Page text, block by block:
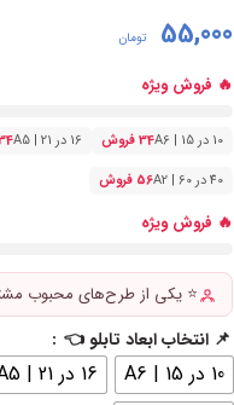
55,000 تومان
🔥 فروش ویژه
10 در 15 | A6 34 فروش 16 در 21 | A5 34
40 در 60 | A2
56 فروش
🔥 فروش ویژه
⭐ یکی از طرح‌های محبوب
📌 انتخاب ابعاد تابلو 👈
10 در 15 | A6 16 در 21 | A5